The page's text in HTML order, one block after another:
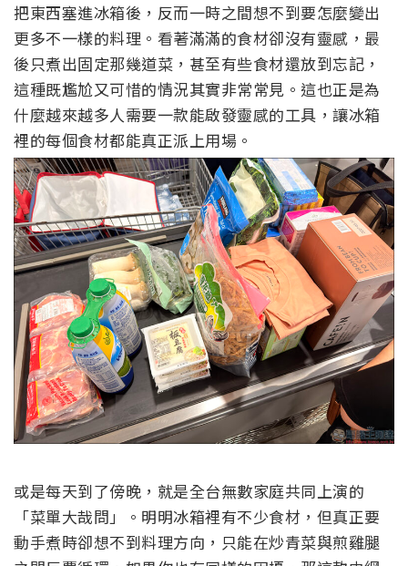
把東西塞進冰箱後，反而一時之間想不到要怎麼變出
更多不一樣的料理。看著滿滿的食材卻沒有靈感，最
後只煮出固定那幾道菜，甚至有些食材還放到忘記，
這種既尷尬又可惜的情況其實非常常見。這也正是為
什麼越來越多人需要一款能啟發靈感的工具，讓冰箱
裡的每個食材都能真正派上用場。
或是每天到了傍晚，就是全台無數家庭共同上演的
「菜單大哉問」。明明冰箱裡有不少食材，但真正要
動手煮時卻想不到料理方向，只能在炒青菜與煎雞腿